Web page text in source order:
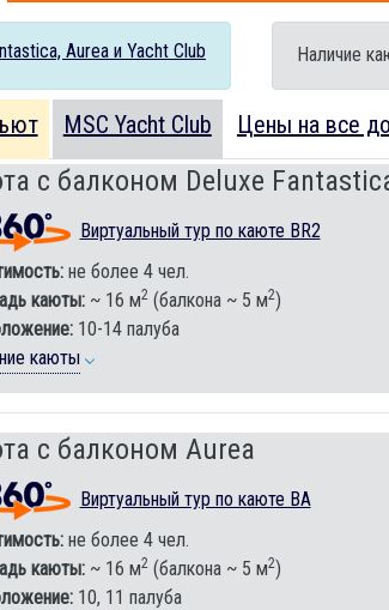
Aurea и Yacht Club Наличие
MSC Yacht Club Цены на все
с балконом Deluxe
Виртуальный тур по каюте BR2
не более 4 чел.
каюты:~ 16 м2(балкона ~ 5 м2)
10-14 палуба
каюты
с балконом Aurea
Виртуальный тур по каюте BA
не более 4 чел.
каюты:~ 16 м2(балкона ~ 5 м2)
10, 11 палуба